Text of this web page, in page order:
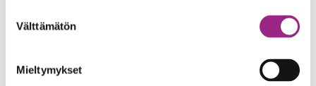
valinta
Välttämätön
Mieltymykset
Ruutihaantie 12, 84100 Ylivieska